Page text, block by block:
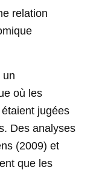
relation
un
où les
jugées
Des analyses
(2009) et
que les